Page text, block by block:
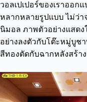
วอลเปเปอร์ของเราออก
หลากหลายรูปแบบ ไม่ว่า
นิมอล ภาพตัวอย่างแสดง
อย่างลงตัวกับโต๊ะหมู่บูช
สีทองตัดกับฉากหลังสร้า